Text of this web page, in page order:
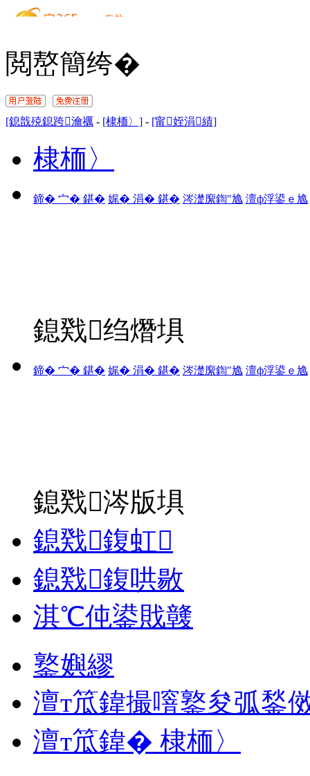
閲嶅簡绔�
[鎴戠殑鎴跨瀹禲 - [棣栭〉] - [甯姪涓績]
棣栭〉
鍗� 宀� 鍖� 娓� 涓� 鍖� 涔濋緳鍧″尯 澶ф浮鍙ｅ尯
鎴戣绉熸埧
鍗� 宀� 鍖� 娓� 涓� 鍖� 涔濋緳鍧″尯 澶ф浮鍙ｅ尯
鎴戣涔版埧
鎴戣鍑虹
鎴戣鍑哄敭
淇℃伅鍙戝竷
鐜嬩繆
澶т笟鍏撮噾鐜夋弧鍫
澶т笟鍏� 棣栭〉